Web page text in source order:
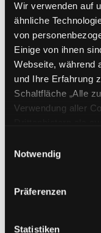
Wir verwenden auf
ähnliche
von
Einige von ihnen
Webseite, während
und Ihre Erfahrung
Schaltfläche „Alle
Verwendung aller
Cookies von
unsicheren
ohne adäquates
diesem
Eine Verarbeitung
Notwendig
Präferenzen
Statistiken
100